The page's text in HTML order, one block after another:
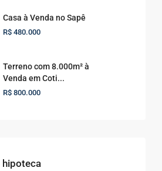
Casa à Venda no Sapê
R$ 480.000
Terreno com 8.000m² à
Venda em Coti...
R$ 800.000
hipoteca